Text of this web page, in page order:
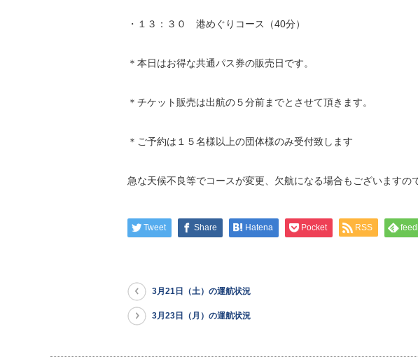
・１３：３０ 港めぐりコース（40分）
＊本日はお得な共通パス券の販売日です。
＊チケット販売は出航の５分前までとさせて頂きます。
＊ご予約は１５名様以上の団体様のみ受付致します
急な天候不良等でコースが変更、欠航になる場合もございますの
Tweet Share Hatena Pocket RSS
3月21日（土）の運航状況
3月23日（月）の運航状況